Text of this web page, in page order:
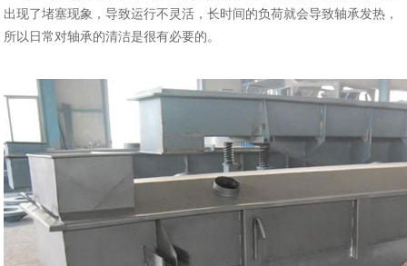
出现了堵塞现象，导致运行不灵活，长时间的负荷就会导致轴承发热，
所以日常对轴承的清洁是很有必要的。